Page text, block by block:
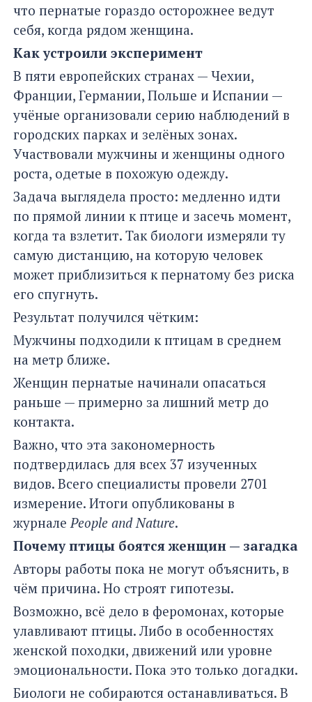
что пернатые гораздо осторожнее ведут
себя, когда рядом женщина.
Как устроили эксперимент
В пяти европейских странах — Чехии,
Франции, Германии, Польше и Испании —
учёные организовали серию наблюдений в
городских парках и зелёных зонах.
Участвовали мужчины и женщины одного
роста, одетые в похожую одежду.
Задача выглядела просто: медленно идти
по прямой линии к птице и засечь момент,
когда та взлетит. Так биологи измеряли ту
самую дистанцию, на которую человек
может приблизиться к пернатому без риска
его спугнуть.
Результат получился чётким:
Мужчины подходили к птицам в среднем
на метр ближе.
Женщин пернатые начинали опасаться
раньше — примерно за лишний метр до
контакта.
Важно, что эта закономерность
подтвердилась для всех 37 изученных
видов. Всего специалисты провели 2701
измерение. Итоги опубликованы в
журнале People and Nature.
Почему птицы боятся женщин — загадка
Авторы работы пока не могут объяснить, в
чём причина. Но строят гипотезы.
Возможно, всё дело в феромонах, которые
улавливают птицы. Либо в особенностях
женской походки, движений или уровне
эмоциональности. Пока это только догадки.
Биологи не собираются останавливаться. В